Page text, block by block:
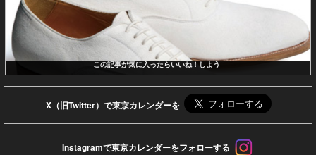
この記事が気に入ったらいいね！しよう
X（旧Twitter）で東京カレンダーを
Instagramで東京カレンダーをフォローする